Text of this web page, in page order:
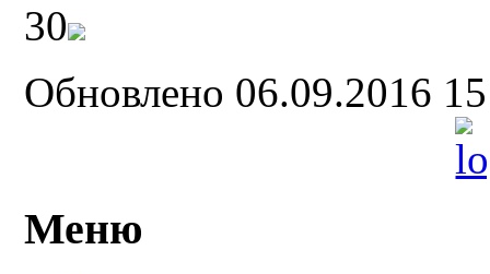
30
Обновлено 06.09.2016
Меню